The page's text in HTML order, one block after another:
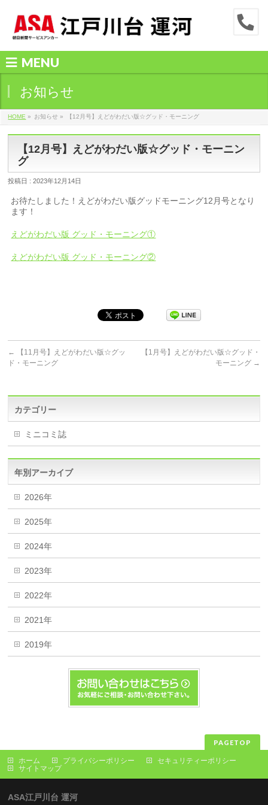
MENU
お知らせ
HOME » お知らせ » 【12月号】えどがわだい版☆グッド・モーニング
【12月号】えどがわだい版☆グッド・モーニン
グ
投稿日 : 2023年12月14日
お待たしました！えどがわだい版グッドモーニング12月号となり
ます！
えどがわだい版 グッド・モーニング①
えどがわだい版 グッド・モーニング②
←
【11月号】えどがわだい版☆グッ
ド・モーニング
【1月号】えどがわだい版☆グッド・
モーニング →
カテゴリー
ミニコミ誌
年別アーカイブ
2026年
2025年
2024年
2023年
2022年
2021年
2019年
PAGETOP
ホーム プライバシーポリシー
セキュリティーポリシー
サイトマップ
ASA江戸川台 運河